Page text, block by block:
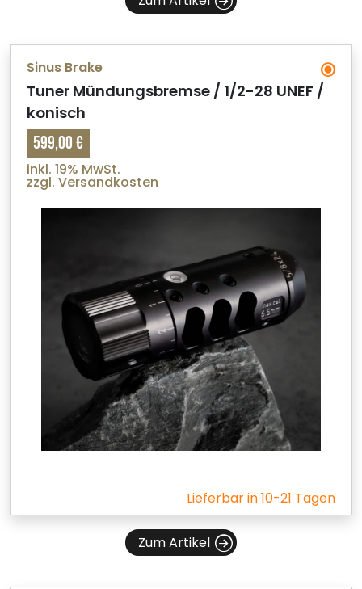
Sinus Brake
Tuner Mündungsbremse / 1/2-28 UNEF /
konisch
599,00 €
inkl. 19% MwSt.
zzgl. Versandkosten
Lieferbar in 10-21 Tagen
Zum Artikel